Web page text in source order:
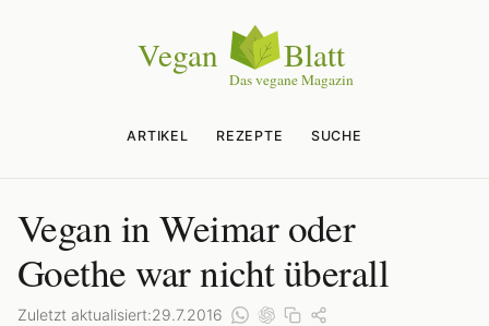
ARTIKEL REZEPTE SUCHE
Vegan in Weimar oder
Goethe war nicht überall
Zuletzt aktualisiert:29.7.2016